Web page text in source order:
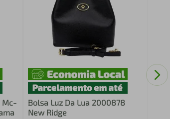
Mc-
Bolsa Luz Da Lua 2000878
New Ridge